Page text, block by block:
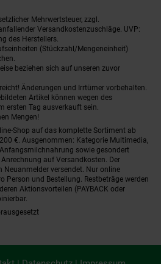
Mehrwertsteuer, zzgl.
Versandkostenzuschläge. UVP:
des Herstellers.
(Stückzahl/Mengeneinheit)
beziehen sich auf unseren zuvor
Änderungen und Irrtümer vorbehalten.
Artikel können wegen des
ersten Tag ausverkauft sein.
Mengen!
Shop auf das komplette Sortiment ab
€. Ausgenommen: Kategorie Multimedia,
sowie gesondert
auf Versandkosten. Der
Neuanmelder versendet. Nur online
Person und Bestellung. Restbeträge werden
Aktionsvorteilen (PAYBACK oder